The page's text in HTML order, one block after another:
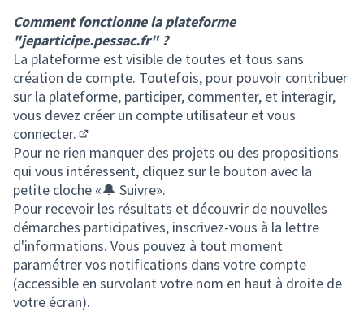
Comment fonctionne la plateforme
"jeparticipe.pessac.fr" ?
La plateforme est visible de toutes et tous sans
création de compte. Toutefois, pour pouvoir contribuer
sur la plateforme, participer, commenter, et interagir,
vous devez créer un compte utilisateur et vous
connecter.
(S'ouvre dans un nouvel onglet)
Pour ne rien manquer des projets ou des propositions
qui vous intéressent, cliquez sur le bouton avec la
petite cloche «🔔 Suivre».
Pour recevoir les résultats et découvrir de nouvelles
démarches participatives, inscrivez-vous à la lettre
d'informations. Vous pouvez à tout moment
paramétrer vos notifications dans votre compte
(accessible en survolant votre nom en haut à droite de
votre écran).